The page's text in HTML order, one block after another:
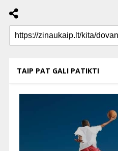
TAIP PAT GALI PATIKTI